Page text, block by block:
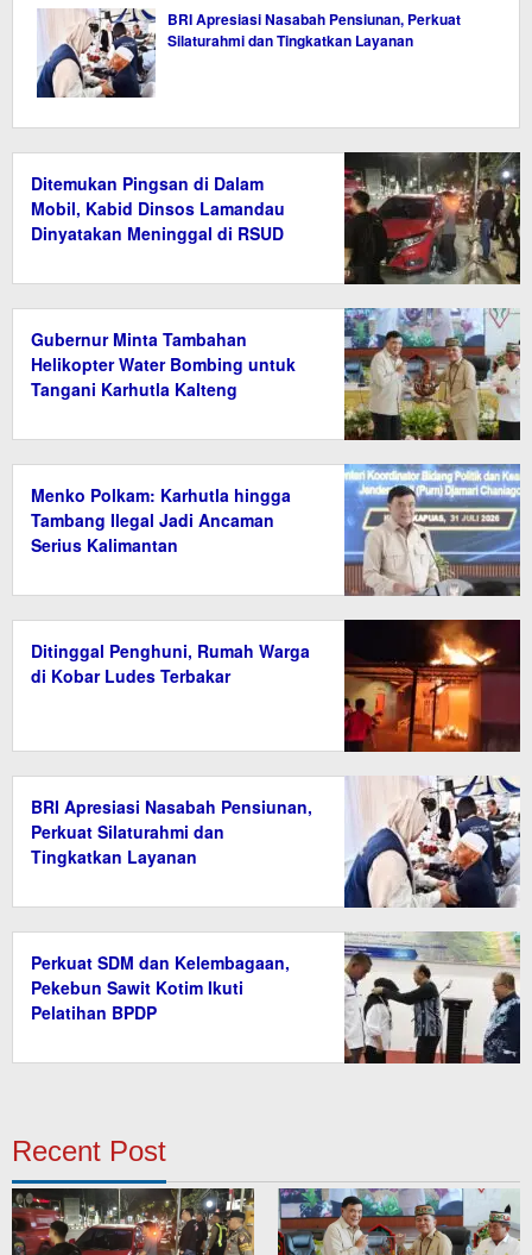
BRI Apresiasi Nasabah Pensiunan, Perkuat
Silaturahmi dan Tingkatkan Layanan
Ditemukan Pingsan di Dalam
Mobil, Kabid Dinsos Lamandau
Dinyatakan Meninggal di RSUD
Gubernur Minta Tambahan
Helikopter Water Bombing untuk
Tangani Karhutla Kalteng
Menko Polkam: Karhutla hingga
Tambang Ilegal Jadi Ancaman
Serius Kalimantan
Ditinggal Penghuni, Rumah Warga
di Kobar Ludes Terbakar
BRI Apresiasi Nasabah Pensiunan,
Perkuat Silaturahmi dan
Tingkatkan Layanan
Perkuat SDM dan Kelembagaan,
Pekebun Sawit Kotim Ikuti
Pelatihan BPDP
Recent Post